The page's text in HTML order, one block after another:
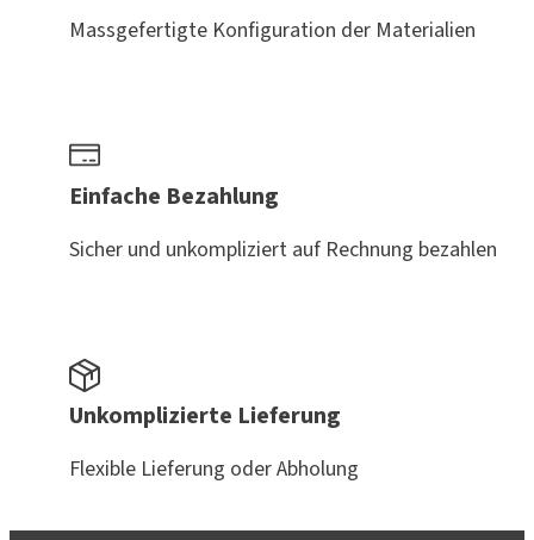
Massgefertigte Konfiguration der Materialien
Einfache Bezahlung
Sicher und unkompliziert auf Rechnung bezahlen
Unkomplizierte Lieferung
Flexible Lieferung oder Abholung